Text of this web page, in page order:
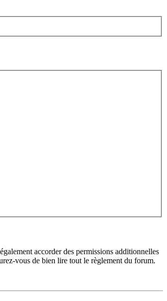
accorder des permissions additionnelles
vous de bien lire tout le règlement du forum.